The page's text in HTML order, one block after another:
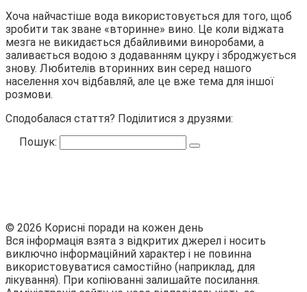
Хоча найчастіше вода використовується для того, щоб
зробити так зване «вторинне» вино. Це коли віджата
мезга не викидається дбайливими виноробами, а
заливається водою з додаванням цукру і зброджується
знову. Любителів вторинних вин серед нашого
населення хоч відбавляй, але це вже тема для іншої
розмови.
Сподобалася стаття? Поділитися з друзями:
Пошук:
© 2026 Корисні поради на кожен день
Вся інформація взята з відкритих джерел і носить
виключно інформаційний характер і не повинна
використовуватися самостійно (наприклад, для
лікування). При копіюванні залишайте посилання.